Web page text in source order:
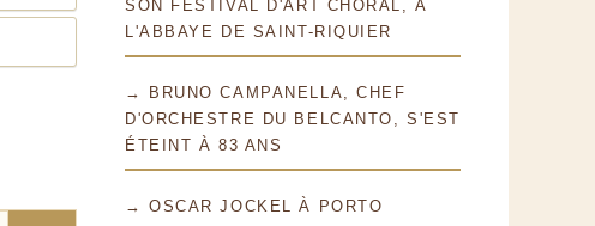
SON FESTIVAL D'ART CHORAL, À
L'ABBAYE DE SAINT-RIQUIER
→ BRUNO CAMPANELLA, CHEF
D'ORCHESTRE DU BELCANTO, S'EST
ÉTEINT À 83 ANS
→ OSCAR JOCKEL À PORTO